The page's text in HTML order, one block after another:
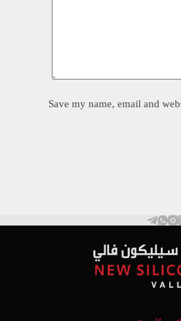
Save my name, email and